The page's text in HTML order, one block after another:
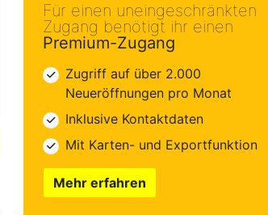
Für einen uneingeschränkten
Zugang benötigt ihr einen
Premium-Zugang
Zugriff auf über 2.000
Neueröffnungen pro Monat
Inklusive Kontaktdaten
Mit Karten- und Exportfunktion
Mehr erfahren